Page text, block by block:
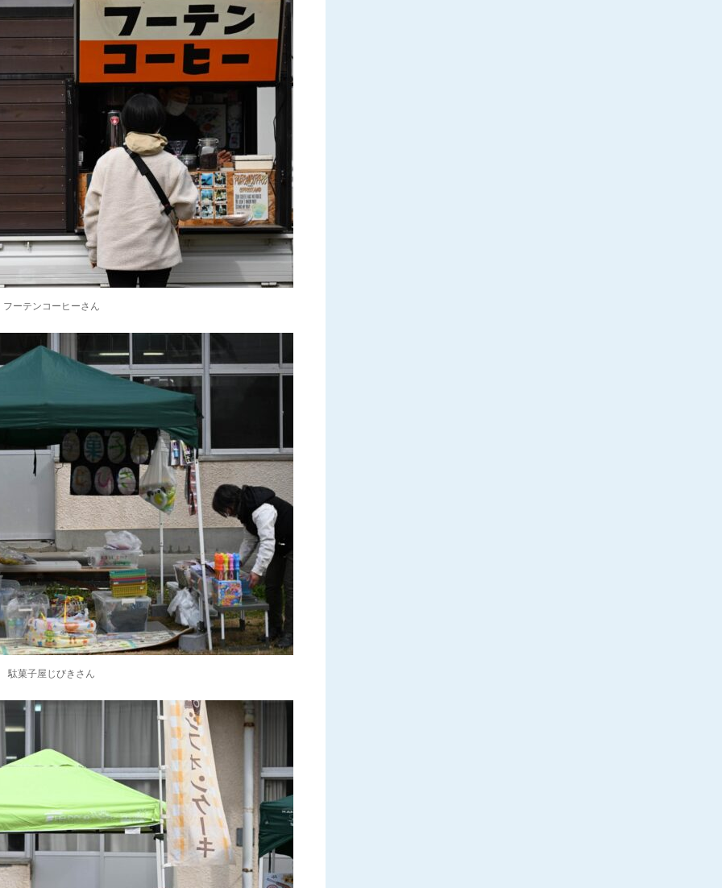
フーテンコーヒーさん
駄菓子屋じびきさん